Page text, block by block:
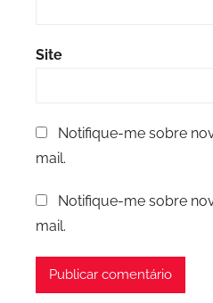
Site
Notifique-me sobre
mail.
Notifique-me sobre
mail.